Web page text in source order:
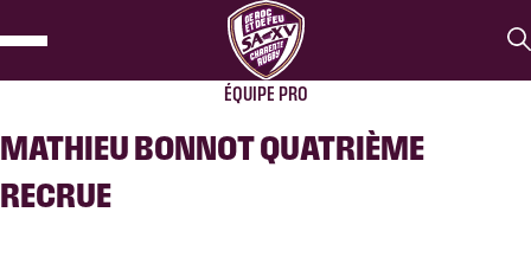
ÉQUIPE PRO
MATHIEU BONNOT QUATRIÈME
RECRUE